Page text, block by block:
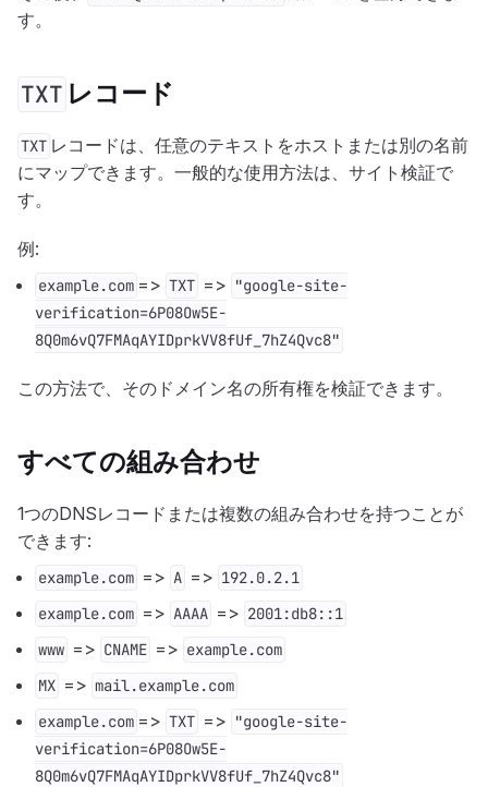
す。
TXT レコード
TXT レコードは、任意のテキストをホストまたは別の名前
にマップできます。一般的な使用方法は、サイト検証で
す。
例:
example.com => TXT => "google-site-
verification=6P08Ow5E-
8Q0m6vQ7FMAqAYIDprkVV8fUf_7hZ4Qvc8"
この方法で、そのドメイン名の所有権を検証できます。
すべての組み合わせ
1つのDNSレコードまたは複数の組み合わせを持つことが
できます:
example.com => A => 192.0.2.1
example.com => AAAA => 2001:db8::1
www => CNAME => example.com
MX => mail.example.com
example.com => TXT => "google-site-
verification=6P08Ow5E-
8Q0m6vQ7FMAqAYIDprkVV8fUf_7hZ4Qvc8"